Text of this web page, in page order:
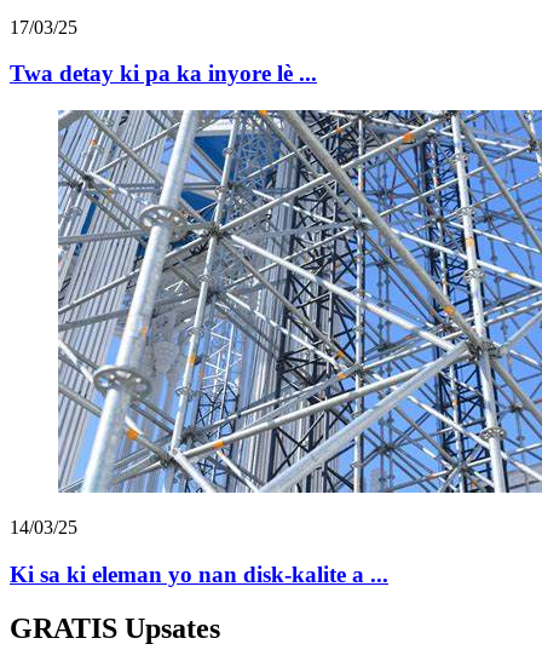
17/03/25
Twa detay ki pa ka inyore lè ...
14/03/25
Ki sa ki eleman yo nan disk-kalite a ...
GRATIS Upsates